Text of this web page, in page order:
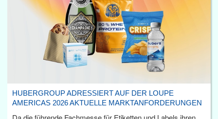
HUBERGROUP ADRESSIERT AUF DER LOUPE
AMERICAS 2026 AKTUELLE MARKTANFORDERUNGEN